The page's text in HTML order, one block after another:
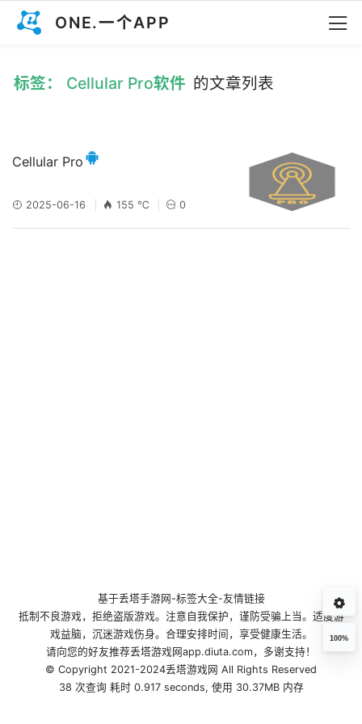
ONE.一个APP
标签： Cellular Pro软件 的文章列表
Cellular Pro
2025-06-16 155 ℃ 0
100%
基于丢塔手游网 -标签大全-友情链接
抵制不良游戏，拒绝盗版游戏。注意自我保护，谨防受骗上当。适度游
戏益脑，沉迷游戏伤身。合理安排时间，享受健康生活。
请向您的好友推荐丢塔游戏网app.diuta.com，多谢支持！
© Copyright 2021-2024丢塔游戏网 All Rights Reserved
38 次查询 耗时 0.917 seconds, 使用 30.37MB 内存